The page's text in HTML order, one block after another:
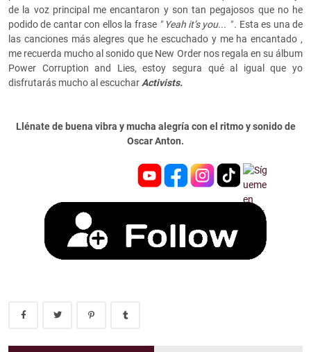
de la voz principal me encantaron y son tan pegajosos que no he
podido de cantar con ellos la frase " Yeah it’s you... " . Esta es una de
las canciones más alegres que he escuchado y me ha encantado ,
me recuerda mucho al sonido que New Order nos regala en su álbum
Power Corruption and Lies, estoy segura qué al igual que yo
disfrutarás mucho al escucharActivists.
Llénate de buena vibra y mucha alegría con el ritmo y sonido de
Oscar Anton.